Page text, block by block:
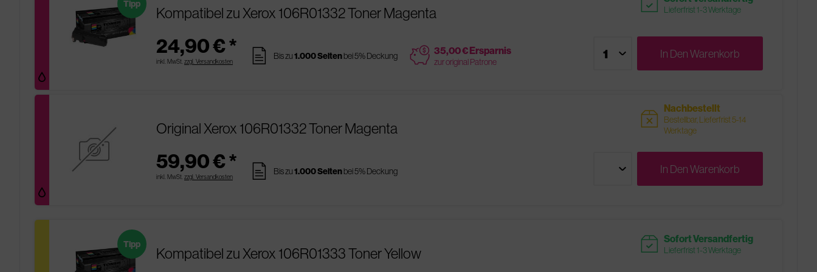
Kompatibel zu Xerox 106R01332 Toner Magenta
24,90 € *
inkl. MwSt. zzgl. Versandkosten
Tipp
pages Bis zu1.000 Seitenbei 5% Deckung price 35,00 € Ersparnis
zur original Patrone
Lieferfrist 1-3 Werktage
In DenWarenkorb
Original Xerox 106R01332 Toner Magenta
59,90 € *
inkl. MwSt. zzgl. Versandkosten pages Bis zu1.000 Seitenbei 5% Deckung
sold Nachbestellt
Bestellbar, Lieferfrist 5-14
Werktage
In DenWarenkorb
Kompatibel zu Xerox 106R01333 Toner Yellow
Tipp readytoship Sofort Versandfertig
Lieferfrist 1-3 Werktage